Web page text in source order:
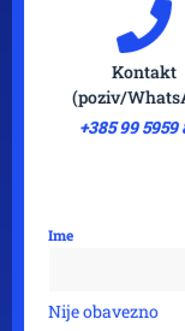
Kontakt
(poziv/
+385 99 5959
Ime
Nije obavezno